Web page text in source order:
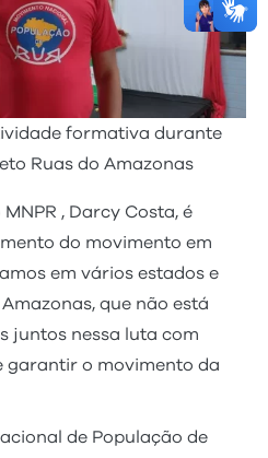
formativa durante
Ruas do Amazonas
, Darcy Costa, é
do movimento em
em vários estados e
que não está
juntos nessa luta com
garantir o movimento da
de População de